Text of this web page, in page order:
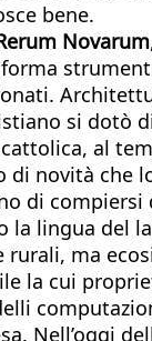
bene.
Novarum
si dotò
al
novità che
di
la lingua
ma
la cui
Nell’oggi